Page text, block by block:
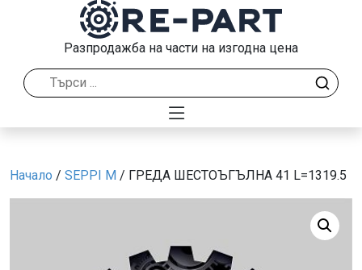
Разпродажба на части на изгодна цена
Начало / SEPPI M / ГРЕДА ШЕСТОЪГЪЛНА 41 L=1319.5